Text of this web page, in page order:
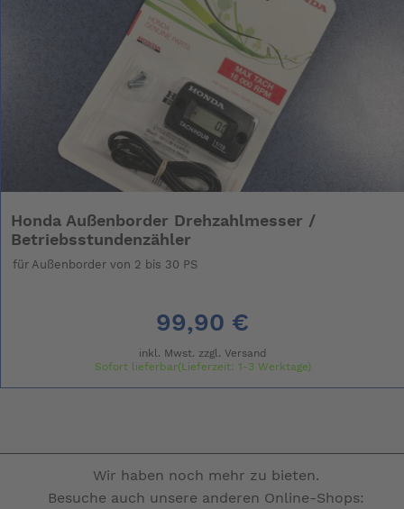
Honda Außenborder Drehzahlmesser /
Betriebsstundenzähler
für Außenborder von 2 bis 30 PS
99,90 €
inkl. Mwst. zzgl. Versand
Sofort lieferbar(Lieferzeit: 1-3 Werktage)
Wir haben noch mehr zu bieten.
Besuche auch unsere anderen Online-Shops: